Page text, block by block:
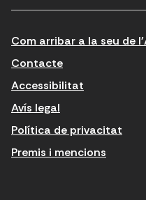
i
n
t
u
r
r
e
e
e
p
t
e
Com arribar a la seu de
Contacte
Accessibilitat
Avís legal
Política de privacitat
Premis i mencions